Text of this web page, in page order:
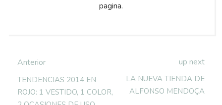
pagina.
Anterior
TENDENCIAS 2014 EN
ROJO: 1 VESTIDO, 1 COLOR,
up next
LA NUEVA TIENDA DE
ALFONSO MENDOÇA